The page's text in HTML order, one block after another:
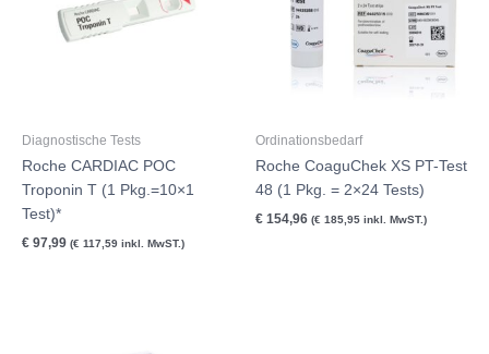
Diagnostische Tests
Roche CARDIAC POC
Troponin T (1 Pkg.=10×1
Test)*
€ 97,99 (€ 117,59 inkl. MwST.)
Ordinationsbedarf
Roche CoaguChek XS PT-Test
48 (1 Pkg. = 2×24 Tests)
€ 154,96 (€ 185,95 inkl. MwST.)